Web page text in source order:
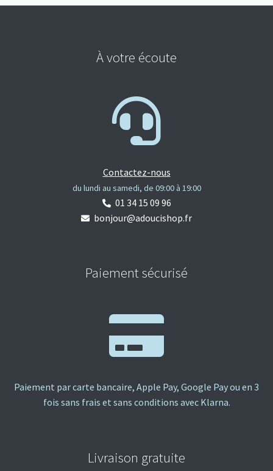
À votre écoute
Contactez-nous
du lundi au samedi, de 09:00 à 19:00
01 34 15 09 96
bonjour@adoucishop.fr
Paiement sécurisé
Paiement par carte bancaire, Apple Pay, Google Pay ou en 3
fois sans frais et sans conditions avec Klarna.
Livraison gratuite